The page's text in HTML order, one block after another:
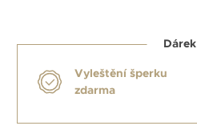
Dárek
Vyleštění šperku
zdarma